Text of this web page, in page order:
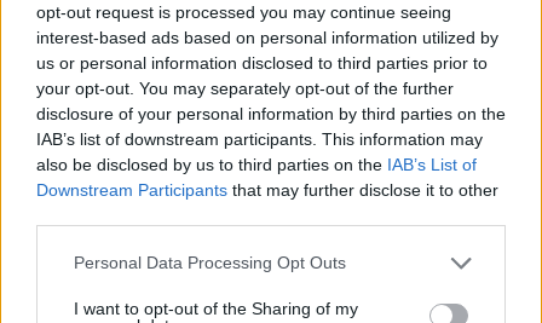
opt-out request is processed you may continue seeing
interest-based ads based on personal information utilized by
us or personal information disclosed to third parties prior to
your opt-out. You may separately opt-out of the further
disclosure of your personal information by third parties on the
IAB’s list of downstream participants. This information may
also be disclosed by us to third parties on the IAB’s List of
Downstream Participants that may further disclose it to other
Please note that this website/app uses one or more Google
not limited to your visit or usage behaviour. You may click to
Personal Data Processing Opt Outs
I want to opt-out of the Sharing of my
Εθνική Τράπεζα: Η κορυφαία επιλογή για τη χρηματοδότηση
μεγάλων έργων
30.07.2026, 15:25
Διασκεδάζουμε υπεύθυνα, επιστρέφουμε με ασφάλεια
29.07.2026, 09:39
ΡΟΗ ΕΙΔΗΣΕΩΝ
Ειδήσεις Δημοφιλή Σχολιασμένα